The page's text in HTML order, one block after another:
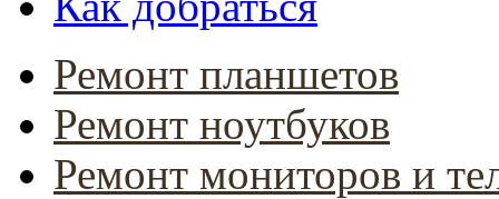
Ремонт планшетов
Ремонт ноутбуков
Ремонт мониторов и